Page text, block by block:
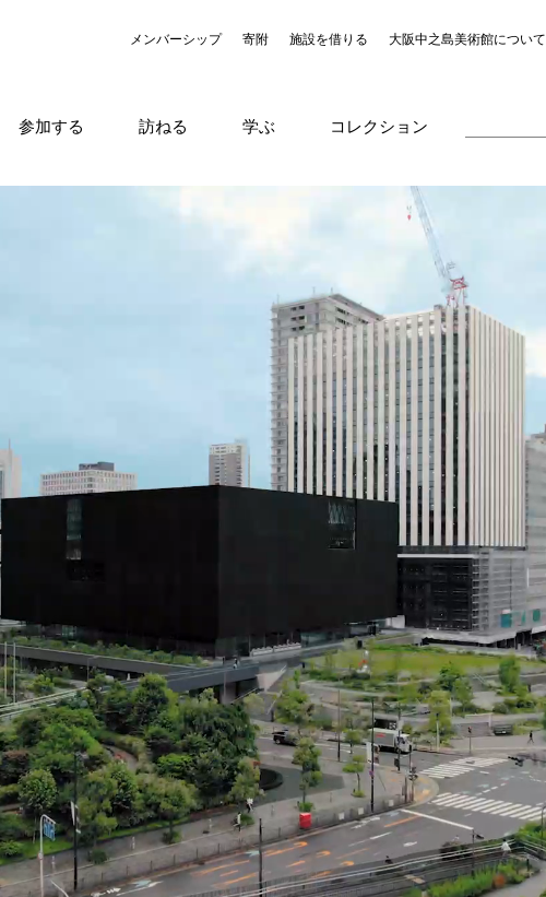
メンバーシップ 寄附 施設を借りる 大阪中之島美術館について
参加する 訪ねる 学ぶ コレクション